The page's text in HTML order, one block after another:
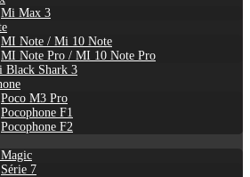
Mi Max 3
MI Note / Mi 10 Note
MI Note Pro / MI 10 Note Pro
Black Shark 3
Poco M3 Pro
Pocophone F1
Pocophone F2
Série 7